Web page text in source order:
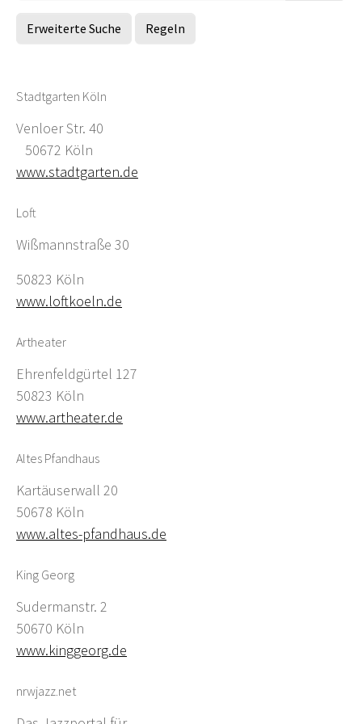
Erweiterte Suche Regeln
Stadtgarten Köln
Venloer Str. 40
50672 Köln
www.stadtgarten.de
Loft
Wißmannstraße 30
50823 Köln
www.loftkoeln.de
Artheater
Ehrenfeldgürtel 127
50823 Köln
www.artheater.de
Altes Pfandhaus
Kartäuserwall 20
50678 Köln
www.altes-pfandhaus.de
King Georg
Sudermanstr. 2
50670 Köln
www.kinggeorg.de
nrwjazz.net